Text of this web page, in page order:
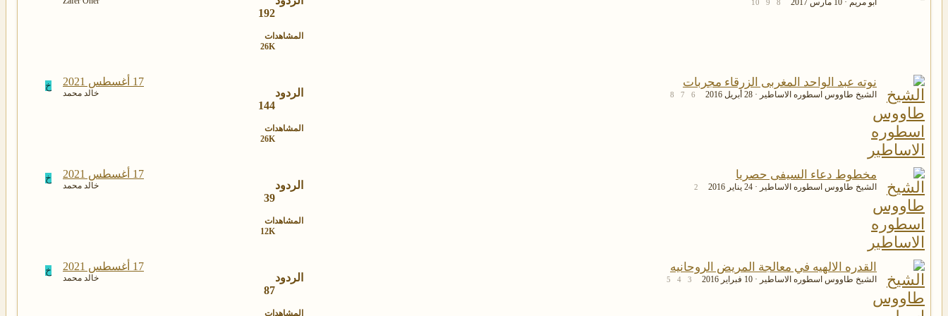
ابو مريم 10 مارس 2017 8
9
10
192
المشاهدات
26K
نوته عبد الواحد المغربى الزرقاء مجربات
الشيخ طاووس اسطوره الاساطير 28 أبريل 2016 6
7
8
الردود
144
المشاهدات
26K
17 أغسطس 2021
خالد محمد
خ
مخطوط دعاء السيفى حصريا
الشيخ طاووس اسطوره الاساطير 24 يناير 2016 2
الردود
39
المشاهدات
12K
17 أغسطس 2021
خالد محمد
خ
القدره الالهيه في معالجة المريض الروحانيه
الشيخ طاووس اسطوره الاساطير 10 فبراير 2016 3
4
5
الردود
87
المشاهدات
17 أغسطس 2021
خالد محمد
خ